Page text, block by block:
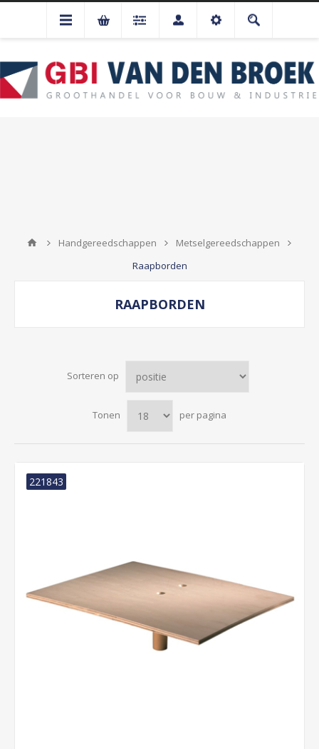
Handgereedschappen
Metselgereedschappen
Raapborden
RAAPBORDEN
Sorteren op
Tonen per pagina
221843